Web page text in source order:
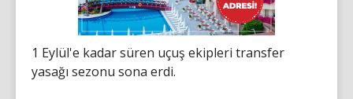
1 Eylül'e kadar süren uçuş ekipleri transfer
yasağı sezonu sona erdi.